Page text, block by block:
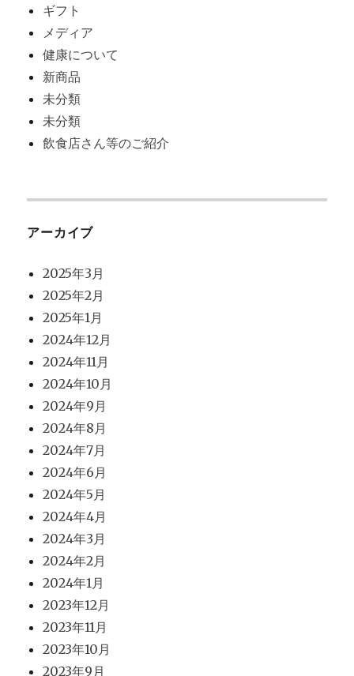
ギフト
メディア
健康について
新商品
未分類
未分類
飲食店さん等のご紹介
アーカイブ
2025年3月
2025年2月
2025年1月
2024年12月
2024年11月
2024年10月
2024年9月
2024年8月
2024年7月
2024年6月
2024年5月
2024年4月
2024年3月
2024年2月
2024年1月
2023年12月
2023年11月
2023年10月
2023年9月